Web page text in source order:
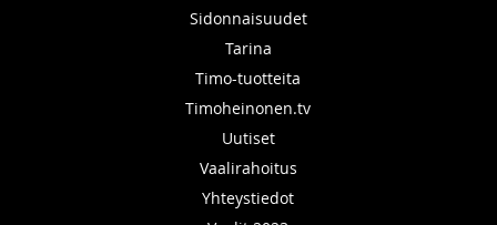
Sidonnaisuudet
Tarina
Timo-tuotteita
Timoheinonen.tv
Uutiset
Vaalirahoitus
Yhteystiedot